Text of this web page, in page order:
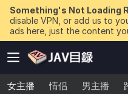
Something's Not Loading
disable VPN, or add us to
ads here, just the content
女主播 情侣 男主播